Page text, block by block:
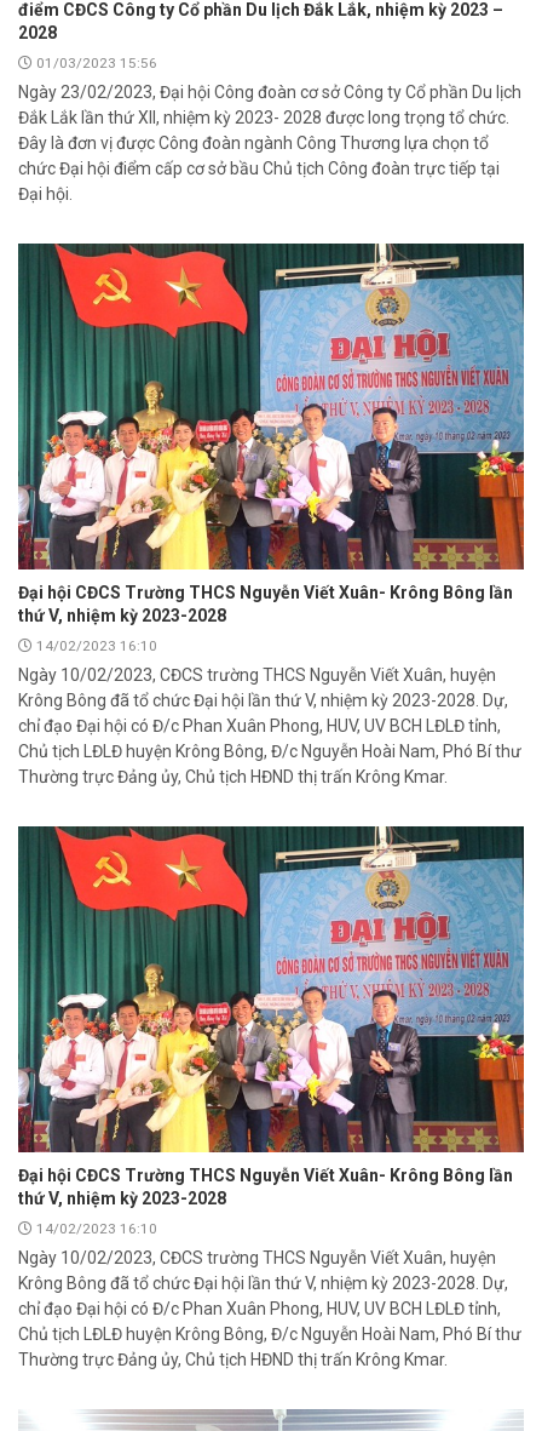
điểm CĐCS Công ty Cổ phần Du lịch Đắk Lắk, nhiệm kỳ 2023 –
2028
01/03/2023 15:56
Ngày 23/02/2023, Đại hội Công đoàn cơ sở Công ty Cổ phần Du lịch
Đắk Lắk lần thứ XII, nhiệm kỳ 2023- 2028 được long trọng tổ chức.
Đây là đơn vị được Công đoàn ngành Công Thương lựa chọn tổ
chức Đại hội điểm cấp cơ sở bầu Chủ tịch Công đoàn trực tiếp tại
Đại hội.
Đại hội CĐCS Trường THCS Nguyễn Viết Xuân- Krông Bông lần
thứ V, nhiệm kỳ 2023-2028
14/02/2023 16:10
Ngày 10/02/2023, CĐCS trường THCS Nguyễn Viết Xuân, huyện
Krông Bông đã tổ chức Đại hội lần thứ V, nhiệm kỳ 2023-2028. Dự,
chỉ đạo Đại hội có Đ/c Phan Xuân Phong, HUV, UV BCH LĐLĐ tỉnh,
Chủ tịch LĐLĐ huyện Krông Bông, Đ/c Nguyễn Hoài Nam, Phó Bí thư
Thường trực Đảng ủy, Chủ tịch HĐND thị trấn Krông Kmar.
Đại hội CĐCS Trường THCS Nguyễn Viết Xuân- Krông Bông lần
thứ V, nhiệm kỳ 2023-2028
14/02/2023 16:10
Ngày 10/02/2023, CĐCS trường THCS Nguyễn Viết Xuân, huyện
Krông Bông đã tổ chức Đại hội lần thứ V, nhiệm kỳ 2023-2028. Dự,
chỉ đạo Đại hội có Đ/c Phan Xuân Phong, HUV, UV BCH LĐLĐ tỉnh,
Chủ tịch LĐLĐ huyện Krông Bông, Đ/c Nguyễn Hoài Nam, Phó Bí thư
Thường trực Đảng ủy, Chủ tịch HĐND thị trấn Krông Kmar.